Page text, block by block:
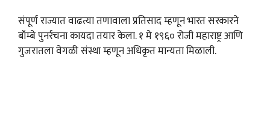
संपूर्ण राज्यात वाढत्या तणावाला प्रतिसाद म्हणून भारत सरकारने
बॉम्बे पुनर्रचना कायदा तयार केला. १ मे १९६० रोजी महाराष्ट्र आणि
गुजरातला वेगळी संस्था म्हणून अधिकृत मान्यता मिळाली.